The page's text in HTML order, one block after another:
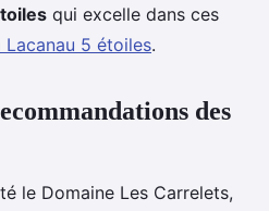
qui excelle dans ces
Lacanau 5 étoiles.
des
le Domaine Les Carrelets,